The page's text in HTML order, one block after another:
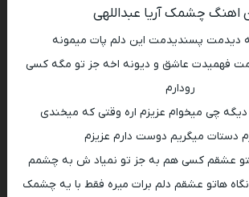
اهنگ چشمک آریا عبداللهی
دیدمت پسندیدمت این دلم پات میمونه
فهمیدت عاشق و دیونه اخه جز تو مگه کسی
رودارم
چی میخوام عزیزم اره وقتی که میخندی
دستات میگریم دوست دارم عزیزم
عشقم کسی هم به جز تو نمیاد ش به چشمم
هاتو عشقم دلم برات میره فقط با یه چشمک